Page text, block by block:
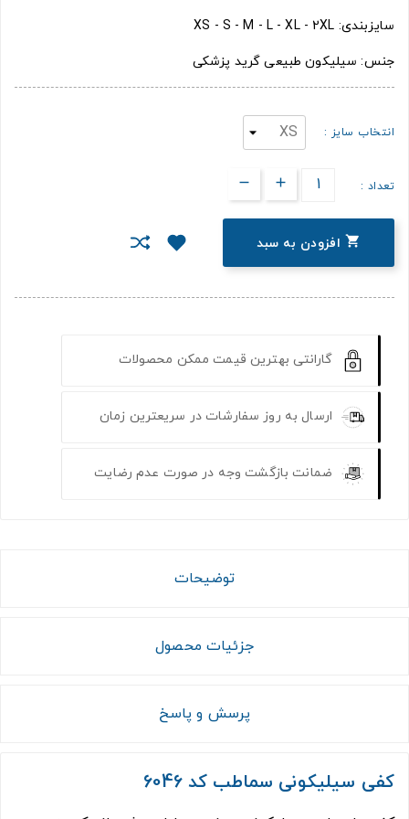
سایزبندی: XS - S - M - L - XL - 2XL
جنس: سیلیکون طبیعی گرید پزشکی
انتخاب سایز :
تعداد :
 افزودن به سبد
گارانتی بهترین قیمت ممکن محصولات
ارسال به روز سفارشات در سریعترین زمان
ضمانت بازگشت وجه در صورت عدم رضایت
توضیحات
جزئیات محصول
پرسش و پاسخ
کفی سیلیکونی سماطب کد 6046